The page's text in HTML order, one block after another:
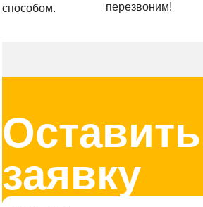
способом.
перезвоним!
Оставить
заявку
Имя